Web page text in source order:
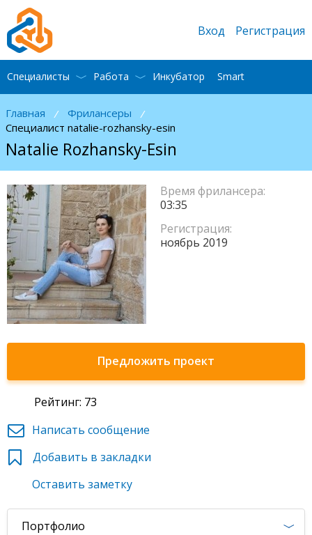
Главная / Фрилансеры
/
Специалист natalie-rozhansky-esin
Natalie Rozhansky-Esin
Время фрилансера:
03:35
Регистрация:
ноябрь 2019
Предложить проект
Рейтинг: 73
Написать сообщение
Добавить в закладки
Оставить заметку
Портфолио
Вход Регистрация
Специалисты Работа Инкубатор Smart